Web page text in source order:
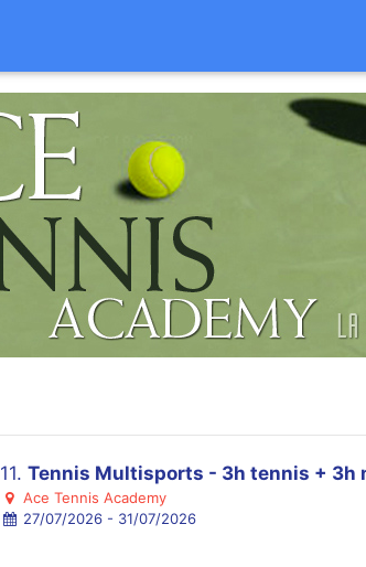
11.Tennis Multisports - 3h tennis + 3h
Ace Tennis Academy
27/07/2026 - 31/07/2026